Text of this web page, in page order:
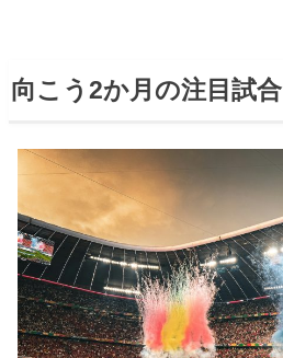
向こう2か月の注目試合